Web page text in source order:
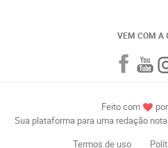
VEM COM A
Feito com
Sua plataforma para uma redação
Termos de uso